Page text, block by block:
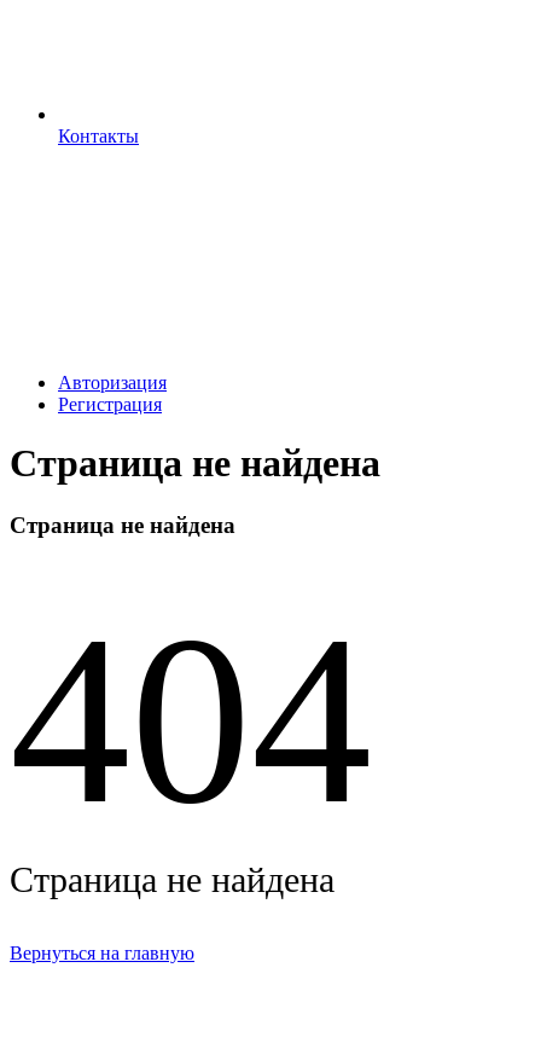
Контакты
Авторизация
Регистрация
Страница не найдена
Страница не найдена
404
Страница не найдена
Вернуться на главную